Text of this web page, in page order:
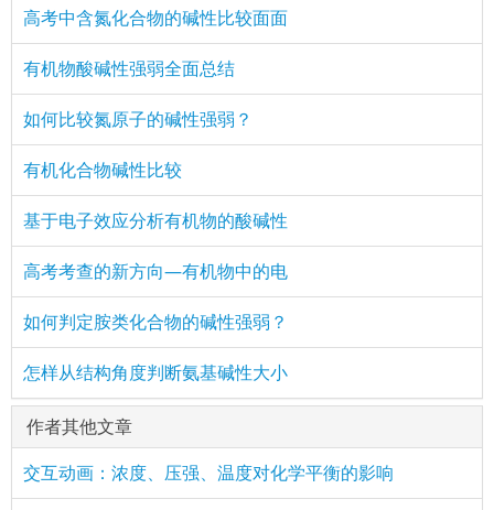
高考中含氮化合物的碱性比较面面
有机物酸碱性强弱全面总结
如何比较氮原子的碱性强弱？
有机化合物碱性比较
基于电子效应分析有机物的酸碱性
高考考查的新方向—有机物中的电
如何判定胺类化合物的碱性强弱？
怎样从结构角度判断氨基碱性大小
作者其他文章
交互动画：浓度、压强、温度对化学平衡的影响